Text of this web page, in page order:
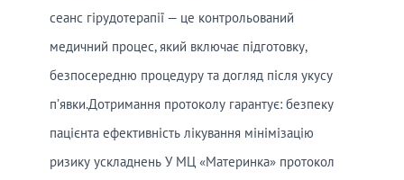
сеанс гірудотерапії — це контрольований
медичний процес, який включає підготовку,
безпосередню процедуру та догляд після укусу
п’явки.Дотримання протоколу гарантує: безпеку
пацієнта ефективність лікування мінімізацію
ризику ускладнень У МЦ «Материнка» протокол